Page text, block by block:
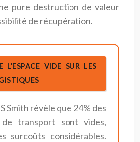
pure destruction de valeur
de récupération.
L’ESPACE VIDE SUR LES
Smith révèle que 24% des
de transport sont vides,
surcoûts considérables.